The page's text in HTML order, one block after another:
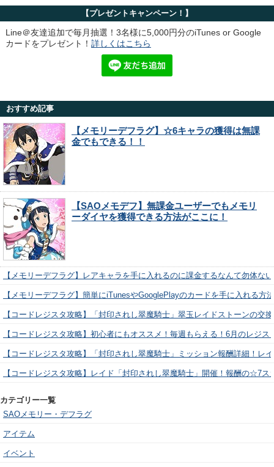
【プレゼントキャンペーン！】
Line＠友達追加で毎月抽選！3名様に5,000円分のiTunes or Google
カードをプレゼント！ 詳しくはこちら
おすすめ記事
【メモリーデフラグ】☆6キャラの獲得は無課
金でもできる！！
【SAOメモデフ】無課金ユーザーでもメモリ
ーダイヤを獲得できる方法がここに！
【メモリーデフラグ】レアキャラを手に入れるのに課金するなんて勿体な
【メモリーデフラグ】簡単にiTunesやGooglePlayのカードを手に入れる方
【コードレジスタ攻略】「封印されし翠魔騎士」翠玉レイドストーンの交
【コードレジスタ攻略】初心者にもオススメ！毎週もらえる！6月のレジ
【コードレジスタ攻略】「封印されし翠魔騎士」ミッション報酬詳細！レ
【コードレジスタ攻略】レイド「封印されし翠魔騎士」開催！報酬の☆7
カテゴリー一覧
SAOメモリー・デフラグ
アイテム
イベント